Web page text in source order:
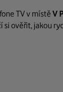
TV v místě V
si ověřit, jakou